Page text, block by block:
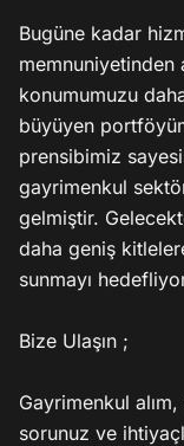
Bugüne kadar
memnuniyetinden
konumumuzu
büyüyen
prensibimiz
gayrimenkul
gelmiştir.
daha geniş
sunmayı
Bize Ulaşın ;
Gayrimenkul
sorunuz ve